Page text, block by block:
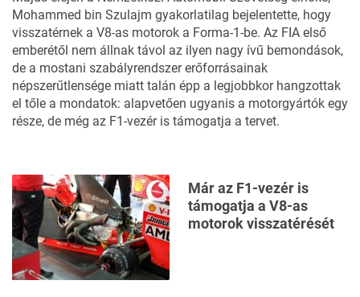
Mohammed bin Szulajm gyakorlatilag bejelentette, hogy
visszatérnek a V8-as motorok a Forma-1-be. Az FIA első
emberétől nem állnak távol az ilyen nagy ívű bemondások,
de a mostani szabályrendszer erőforrásainak
népszerűtlensége miatt talán épp a legjobbkor hangzottak
el tőle a mondatok: alapvetően ugyanis a motorgyártók egy
része, de még az F1-vezér is támogatja a tervet.
Már az F1-vezér is
támogatja a V8-as
motorok visszatérését